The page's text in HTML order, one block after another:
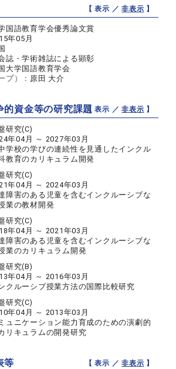
【 表示 ／非表示 】
国語教育学会優秀論文賞
年05月
誌・学術雑誌による顕彰
大学国語教育学会
プ）： 原田 大介
的資金等の研究課題【 表示 ／非表示 】
研究(C)
年04月 ～ 2027年03月
学校の学びの連続性を見通したインクル
教育のカリキュラム開発
研究(C)
年04月 ～ 2024年03月
障害のある児童を含むインクルーシブな
業の教材開発
研究(C)
年04月 ～ 2021年03月
障害のある児童を含むインクルーシブな
業のカリキュラム開発
研究(B)
年04月 ～ 2016年03月
クルーシブ授業方法の国際比較研究
研究(C)
年04月 ～ 2013年03月
ュニケーション能力育成のための演劇的
リキュラムの開発研究
等 【 表示 ／非表示 】